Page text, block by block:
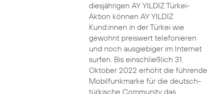
diesjährigen AY YILDIZ Türkei-
Aktion können AY YILDIZ
Kund:innen in der Türkei wie
gewohnt preiswert telefonieren
und noch ausgiebiger im Internet
surfen. Bis einschließlich 31.
Oktober 2022 erhöht die führende
Mobilfunkmarke für die deutsch-
türkische Community das